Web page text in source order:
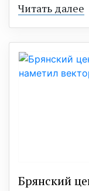
Читать далее
Брянский